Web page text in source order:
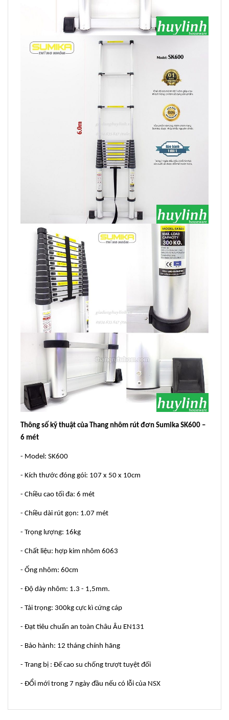
Thông số kỹ thuật của Thang nhôm rút đơn Sumika SK600 –
6 mét
- Model: SK600
- Kích thước đóng gói: 107 x 50 x 10cm
- Chiều cao tối đa: 6 mét
- Chiều dài rút gọn: 1.07 mét
- Trọng lượng: 16kg
- Chất liệu: hợp kim nhôm 6063
- Ống nhôm: 60cm
- Độ dày nhôm: 1.3 - 1,5mm.
- Tải trọng: 300kg cực kì cứng cáp
- Đạt tiêu chuẩn an toàn Châu Âu EN131
- Bảo hành: 12 tháng chính hãng
- Trang bị : Đế cao su chống trượt tuyệt đối
- ĐỔi mới trong 7 ngày đầu nếu có lỗi của NSX